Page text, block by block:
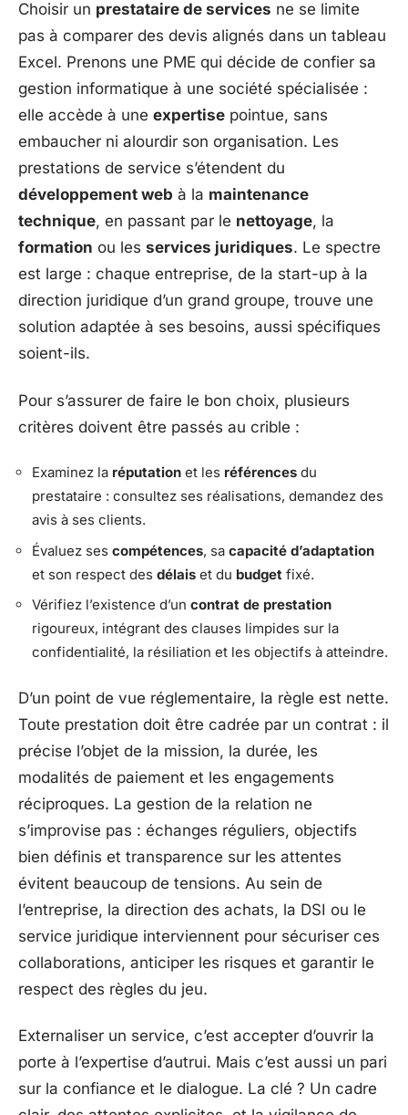
Choisir un prestataire de services ne se limite
pas à comparer des devis alignés dans un tableau
Excel. Prenons une PME qui décide de confier sa
gestion informatique à une société spécialisée :
elle accède à une expertise pointue, sans
embaucher ni alourdir son organisation. Les
prestations de service s’étendent du
développement web à la maintenance
technique, en passant par le nettoyage, la
formation ou les services juridiques. Le spectre
est large : chaque entreprise, de la start-up à la
direction juridique d’un grand groupe, trouve une
solution adaptée à ses besoins, aussi spécifiques
soient-ils.
Pour s’assurer de faire le bon choix, plusieurs
critères doivent être passés au crible :
Examinez la réputation et les références du
prestataire : consultez ses réalisations, demandez des
avis à ses clients.
Évaluez ses compétences, sa capacité d’adaptation
et son respect des délais et du budget fixé.
Vérifiez l’existence d’un contrat de prestation
rigoureux, intégrant des clauses limpides sur la
confidentialité, la résiliation et les objectifs à atteindre.
D’un point de vue réglementaire, la règle est nette.
Toute prestation doit être cadrée par un contrat : il
précise l’objet de la mission, la durée, les
modalités de paiement et les engagements
réciproques. La gestion de la relation ne
s’improvise pas : échanges réguliers, objectifs
bien définis et transparence sur les attentes
évitent beaucoup de tensions. Au sein de
l’entreprise, la direction des achats, la DSI ou le
service juridique interviennent pour sécuriser ces
collaborations, anticiper les risques et garantir le
respect des règles du jeu.
Externaliser un service, c’est accepter d’ouvrir la
porte à l’expertise d’autrui. Mais c’est aussi un pari
sur la confiance et le dialogue. La clé ? Un cadre